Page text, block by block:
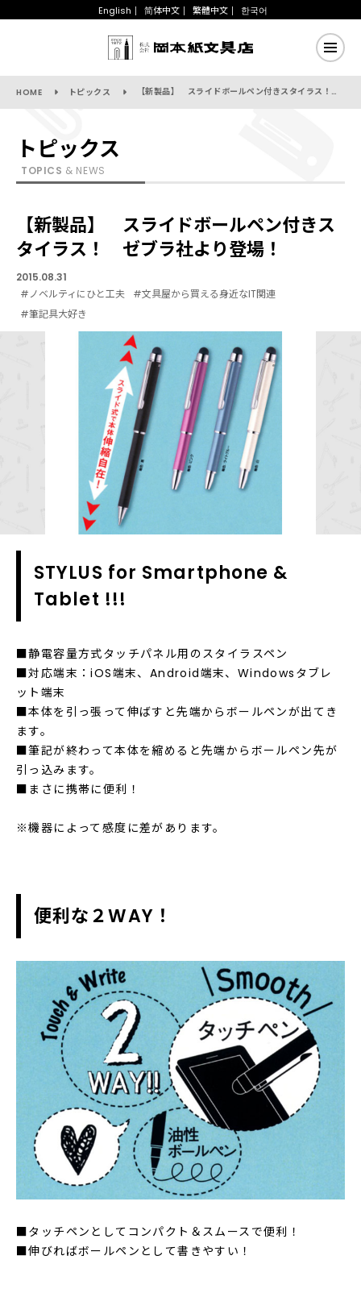
English 简体中文 繁體中文 한국어
HOME トピックス 【新製品】 スライドボールペン付きスタイラス！ ゼブラ社より登場！
トピックス
TOPICS & NEWS
【新製品】 スライドボールペン付きス
タイラス！ ゼブラ社より登場！
2015.08.31
#ノベルティにひと工夫
#文具屋から買える身近なIT関連
#筆記具大好き
STYLUS for Smartphone &
Tablet !!!
■静電容量方式タッチパネル用のスタイラスペン
■対応端末：iOS端末、Android端末、Windowsタブレ
ット端末
■本体を引っ張って伸ばすと先端からボールペンが出てき
ます。
■筆記が終わって本体を縮めると先端からボールペン先が
引っ込みます。
■まさに携帯に便利！
※機器によって感度に差があります。
便利な２WAY！
■タッチペンとしてコンパクト＆スムースで便利！
■伸びればボールペンとして書きやすい！